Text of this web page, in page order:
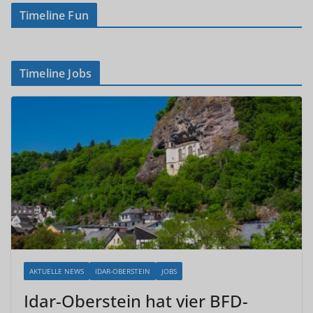
Timeline Fun
Timeline Jobs
AKTUELLE NEWS IDAR-OBERSTEIN JOBS
Idar-Oberstein hat vier BFD-